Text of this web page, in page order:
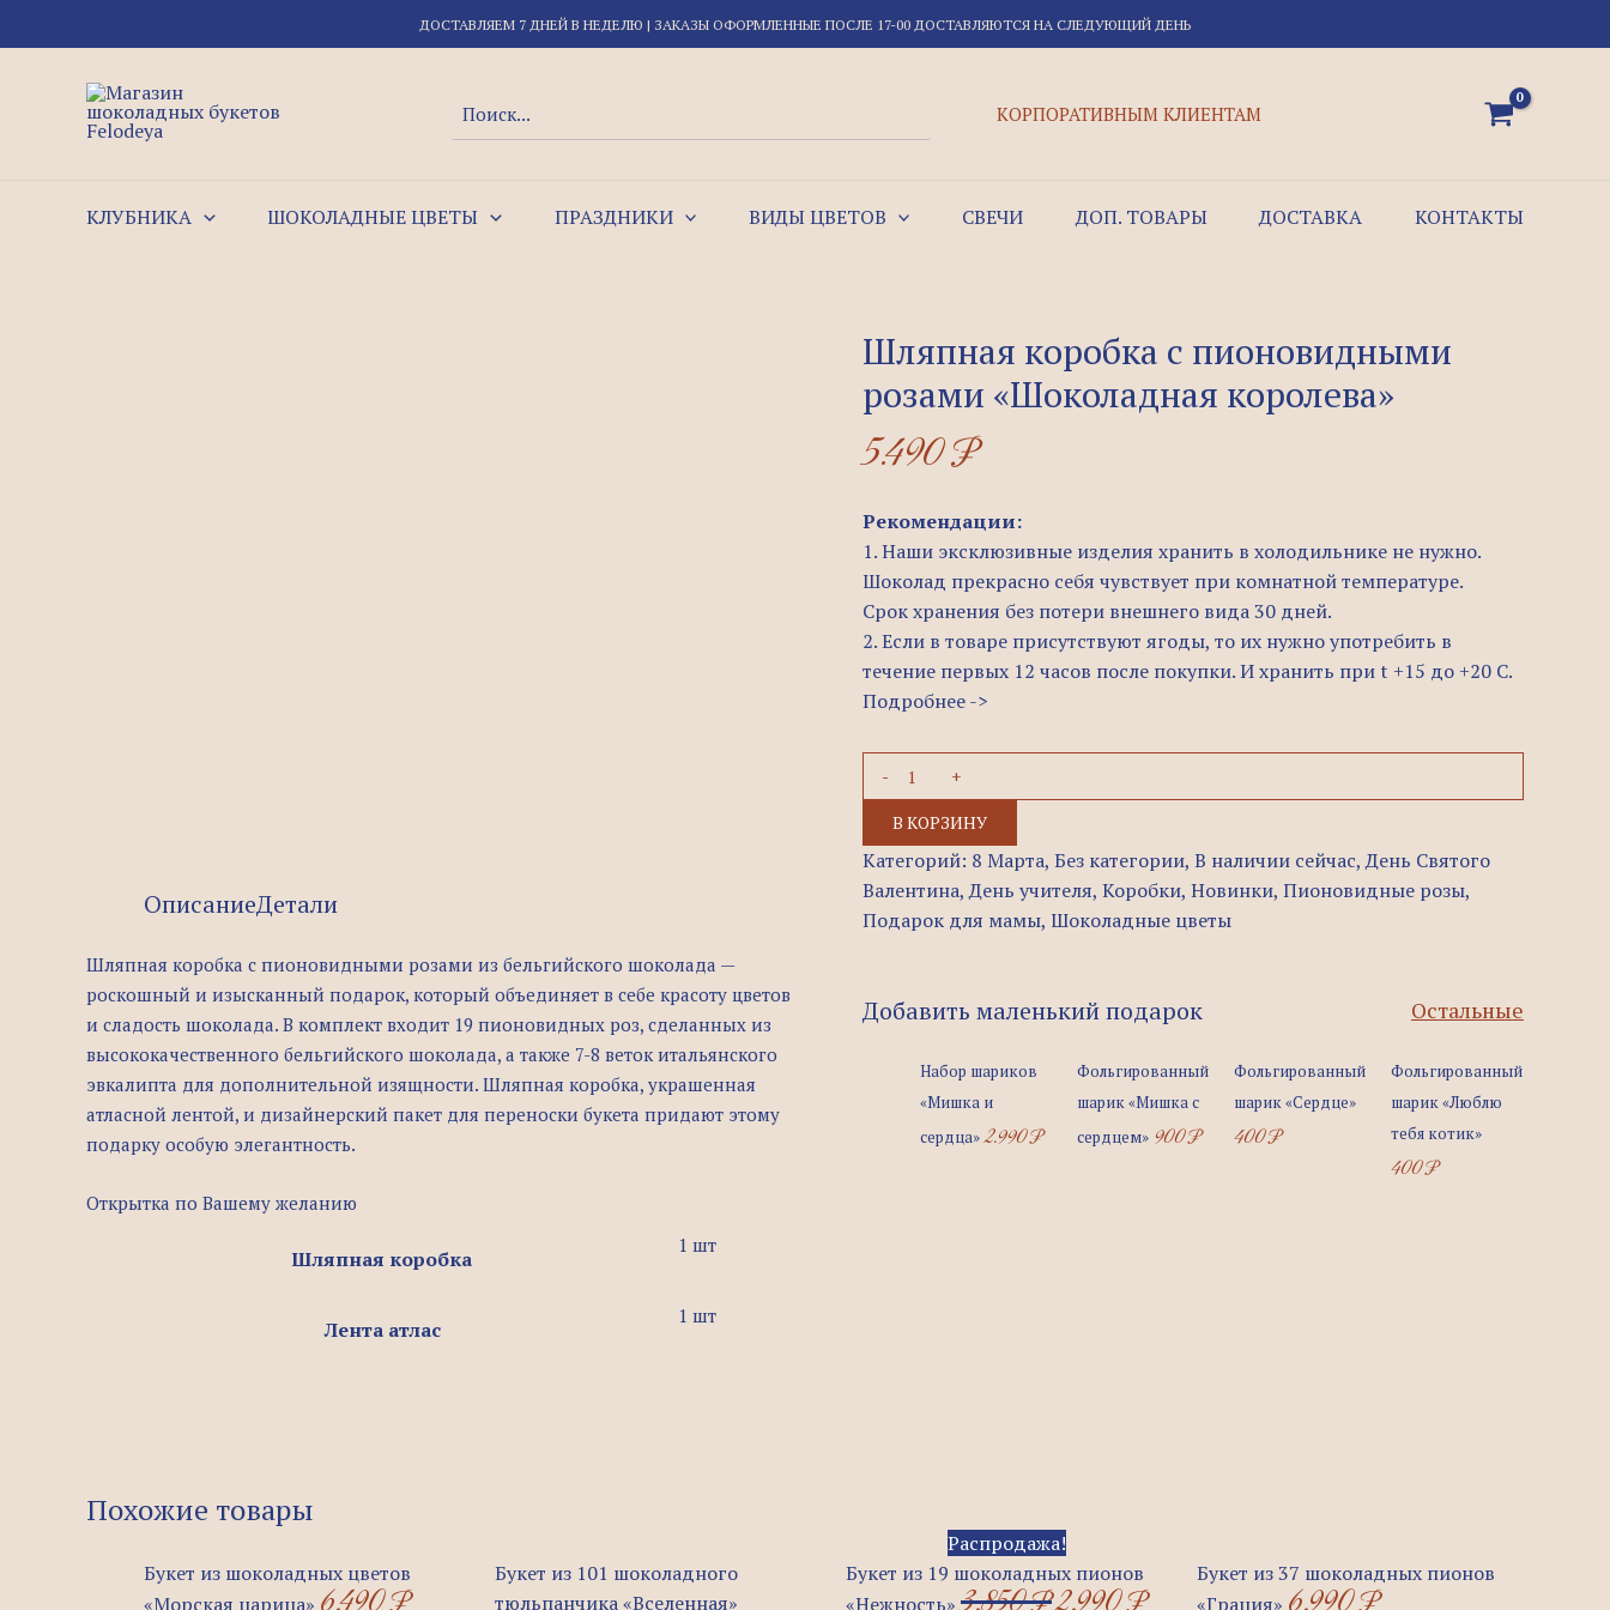
к
ДОСТАВЛЯЕМ 7 ДНЕЙ В НЕДЕЛЮ | ЗАКАЗЫ ОФОРМЛЕННЫЕ ПОСЛЕ 17-00 ДОСТАВЛЯЮТСЯ НА СЛЕДУЮЩИЙ ДЕНЬ
КОРПОРАТИВНЫМ КЛИЕНТАМ
КЛУБНИКА ШОКОЛАДНЫЕ ЦВЕТЫ ПРАЗДНИКИ ВИДЫ ЦВЕТОВ СВЕЧИ ДОП. ТОВАРЫ ДОСТАВКА КОНТАКТЫ
Шляпная коробка с пионовидными
розами «Шоколадная королева»
5.490₽
Рекомендации:
1. Наши эксклюзивные изделия хранить в холодильнике не нужно.
Шоколад прекрасно себя чувствует при комнатной температуре.
Срок хранения без потери внешнего вида 30 дней.
2. Если в товаре присутствуют ягоды, то их нужно употребить в
течение первых 12 часов после покупки. И хранить при t +15 до +20 C.
Подробнее ->
В КОРЗИНУ
Категорий: 8 Марта, Без категории, В наличии сейчас,День Святого
Валентина,День учителя, Коробки, Новинки, Пионовидные розы,
Подарок для мамы, Шоколадные цветы
Добавить маленький подарок Остальные
Набор шариков
«Мишка и
сердца» 2.990₽
Фольгированный
шарик «Мишка с
сердцем» 900₽
Фольгированный
шарик «Сердце»
400₽
Фольгированный
шарик «Люблю
тебя котик»
400₽
ОписаниеДетали
Шляпная коробка с пионовидными розами из бельгийского шоколада —
роскошный и изысканный подарок, который объединяет в себе красоту цветов
и сладость шоколада. В комплект входит 19 пионовидных роз, сделанных из
высококачественного бельгийского шоколада, а также 7-8 веток итальянского
эвкалипта для дополнительной изящности. Шляпная коробка, украшенная
атласной лентой, и дизайнерский пакет для переноски букета придают этому
подарку особую элегантность.
Открытка по Вашему желанию
Шляпная коробка
1 шт
Лента атлас
1 шт
Похожие товары
Букет из шоколадных цветов
«Морская царица»
Букет из 101 шоколадного
тюльпанчика «Вселенная»
Распродажа!
Букет из 19 шоколадных пионов
«Нежность»
Первоначальная
цена
составляла2.990 ₽.
Букет из 37 шоколадных пионов
«Грация»